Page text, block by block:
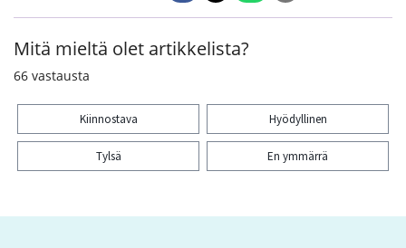
Mitä mieltä olet artikkelista?
66 vastausta
Kiinnostava Hyödyllinen
Tylsä En ymmärrä